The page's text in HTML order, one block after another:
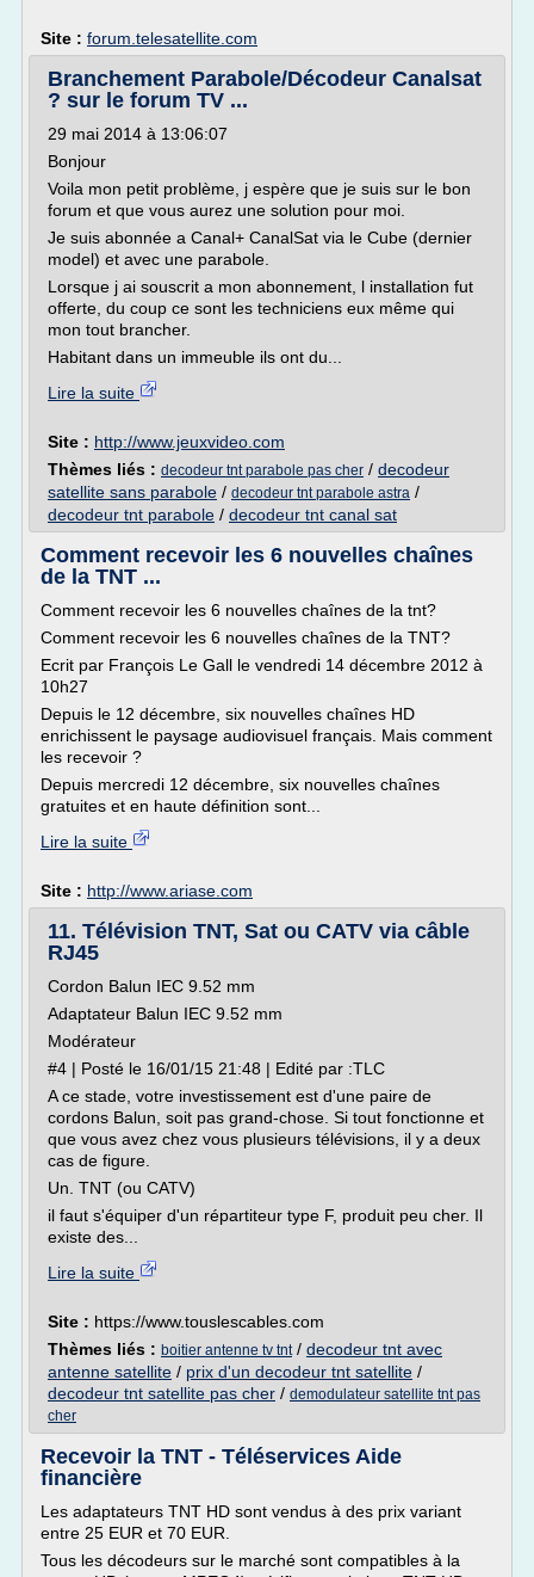
Site : forum.telesatellite.com
Branchement Parabole/Décodeur Canalsat
? sur le forum TV ...
29 mai 2014 à 13:06:07
Bonjour
Voila mon petit problème, j espère que je suis sur le bon
forum et que vous aurez une solution pour moi.
Je suis abonnée a Canal+ CanalSat via le Cube (dernier
model) et avec une parabole.
Lorsque j ai souscrit a mon abonnement, l installation fut
offerte, du coup ce sont les techniciens eux même qui
mon tout brancher.
Habitant dans un immeuble ils ont du...
Lire la suite
Site : http://www.jeuxvideo.com
Thèmes liés : decodeur tnt parabole pas cher / decodeur
satellite sans parabole / decodeur tnt parabole astra /
decodeur tnt parabole / decodeur tnt canal sat
Comment recevoir les 6 nouvelles chaînes
de la TNT ...
Comment recevoir les 6 nouvelles chaînes de la tnt?
Comment recevoir les 6 nouvelles chaînes de la TNT?
Ecrit par François Le Gall le vendredi 14 décembre 2012 à
10h27
Depuis le 12 décembre, six nouvelles chaînes HD
enrichissent le paysage audiovisuel français. Mais comment
les recevoir ?
Depuis mercredi 12 décembre, six nouvelles chaînes
gratuites et en haute définition sont...
Lire la suite
Site : http://www.ariase.com
11. Télévision TNT, Sat ou CATV via câble
RJ45
Cordon Balun IEC 9.52 mm
Adaptateur Balun IEC 9.52 mm
Modérateur
#4 | Posté le 16/01/15 21:48 | Edité par :TLC
A ce stade, votre investissement est d'une paire de
cordons Balun, soit pas grand-chose. Si tout fonctionne et
que vous avez chez vous plusieurs télévisions, il y a deux
cas de figure.
Un. TNT (ou CATV)
il faut s'équiper d'un répartiteur type F, produit peu cher. Il
existe des...
Lire la suite
Site : https://www.touslescables.com
Thèmes liés : boitier antenne tv tnt/ decodeur tnt avec
antenne satellite / prix d'un decodeur tnt satellite /
decodeur tnt satellite pas cher / demodulateur satellite tnt pas
cher
Recevoir la TNT - Téléservices Aide
financière
Les adaptateurs TNT HD sont vendus à des prix variant
entre 25 EUR et 70 EUR.
Tous les décodeurs sur le marché sont compatibles à la